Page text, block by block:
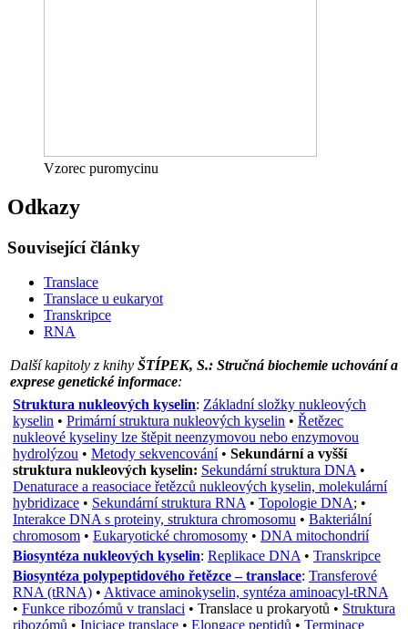
Vzorec puromycinu
Odkazy
Související články
Translace
Translace u eukaryot
Transkripce
RNA
Další kapitoly z knihy ŠTÍPEK, S.: Stručná biochemie uchování a
exprese genetické informace:
Struktura nukleových kyselin: Základní složky nukleových
kyselin • Primární struktura nukleových kyselin • Řetězec
nukleové kyseliny lze štěpit neenzymovou nebo enzymovou
hydrolýzou • Metody sekvencování• Sekundární a vyšší
struktura nukleových kyselin: Sekundární struktura DNA •
Denaturace a reasociace řetězců nukleových kyselin, molekulární
hybridizace • Sekundární struktura RNA • Topologie DNA; •
Interakce DNA s proteiny, struktura chromosomu • Bakteriální
chromosom • Eukaryotické chromosomy • DNA mitochondrií
Biosyntéza nukleových kyselin: Replikace DNA • Transkripce
Biosyntéza polypeptidového řetězce – translace: Transferové
RNA (tRNA) • Aktivace aminokyselin, syntéza aminoacyl-tRNA
• Funkce ribozómů v translaci • Translace u prokaryotů • Struktura
ribozómů • Iniciace translace • Elongace peptidů • Terminace